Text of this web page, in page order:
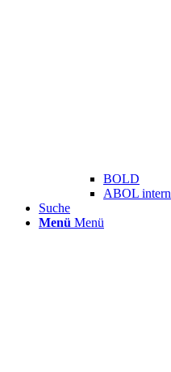
BOLD
ABOL intern
Suche
Menü Menü